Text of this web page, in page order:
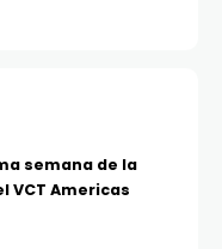
semana de la
VCT Americas